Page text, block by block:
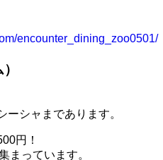
encounter_dining_zoo0501/
ーシャまであります。
円！
まっています。